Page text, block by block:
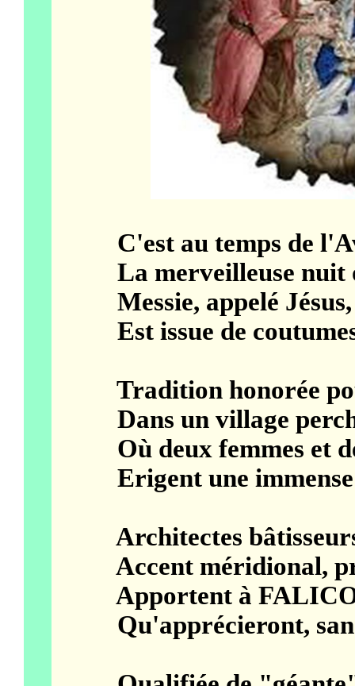
C'est au temps de
La merveilleuse nuit
Messie, appelé Jésus,
Est issue de coutumes
Tradition honorée
Dans un village
Où deux femmes et
Erigent une immense
Architectes
Accent méridional,
Apportent à FALICON
Qu'apprécieront, sans